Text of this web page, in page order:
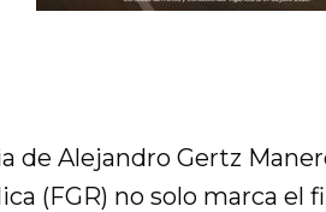
de Alejandro Gertz
(FGR) no solo marca el